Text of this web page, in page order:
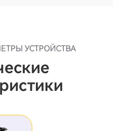
УСТРОЙСТВА